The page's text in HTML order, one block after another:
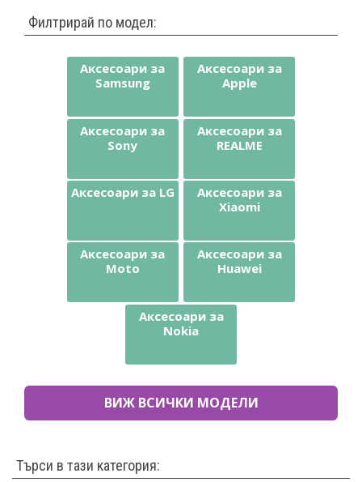
Филтрирай по модел:
Аксесоари за
Samsung
Аксесоари за
Apple
Аксесоари за
Sony
Аксесоари за
REALME
Аксесоари за LG
Аксесоари за
Xiaomi
Аксесоари за
Moto
Аксесоари за
Huawei
Аксесоари за
Nokia
ВИЖ ВСИЧКИ МОДЕЛИ
Търси в тази категория: